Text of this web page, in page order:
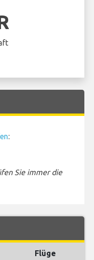
:
Sie immer die
Flüge